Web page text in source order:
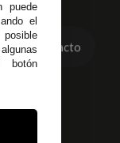
44
Contacto
puede
el
botón